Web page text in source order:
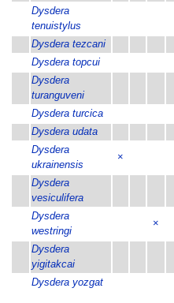
Dysdera
tenuistylus
Dysdera tezcani
Dysdera topcui
Dysdera
turanguveni
Dysdera turcica
Dysdera udata
Dysdera
ukrainensis
×
Dysdera
vesiculifera
Dysdera
westringi
×
Dysdera
yigitakcai
Dysdera yozgat